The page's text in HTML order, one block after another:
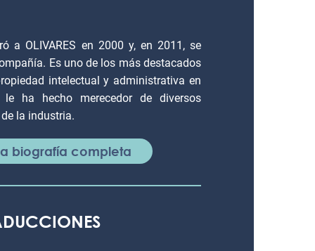
a OLIVARES en 2000 y, en 2011, se
Es uno de los más destacados
intelectual y administrativa en
le ha hecho merecedor de diversos
la industria.
biografía completa